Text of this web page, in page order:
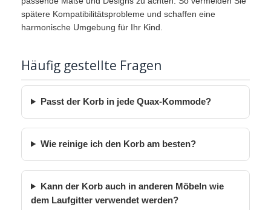
spätere Kompatibilitätsprobleme und schaffen eine
harmonische Umgebung für Ihr Kind.
Häufig gestellte Fragen
Passt der Korb in jede Quax-Kommode?
Wie reinige ich den Korb am besten?
Kann der Korb auch in anderen Möbeln wie
dem Laufgitter verwendet werden?